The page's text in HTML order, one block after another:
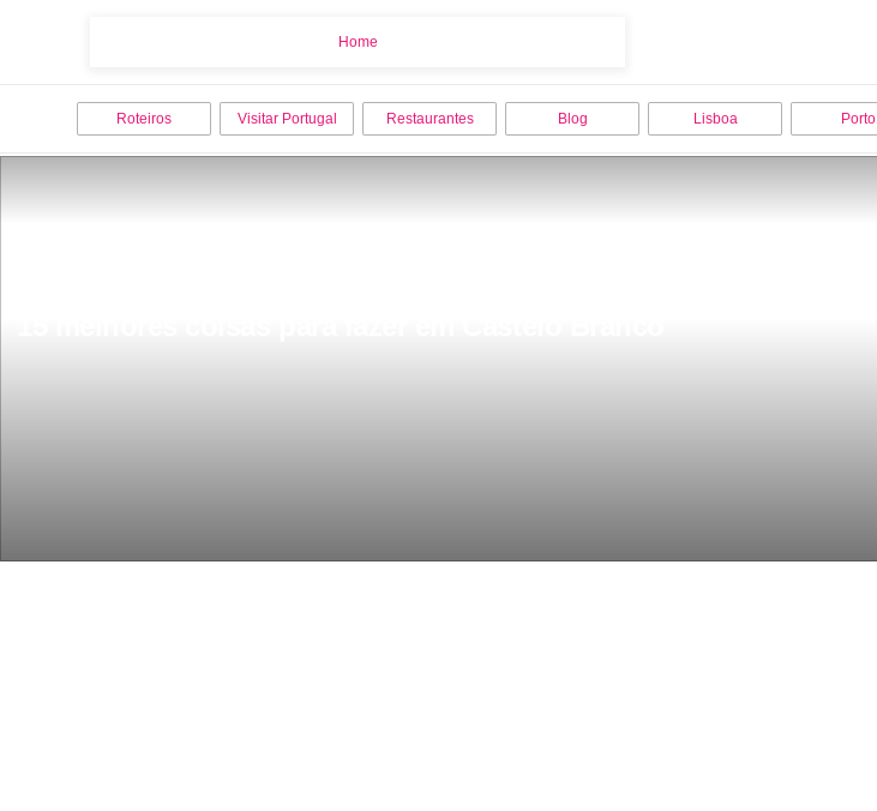
Home
Roteiros Visitar Portugal Restaurantes Blog Lisboa Porto